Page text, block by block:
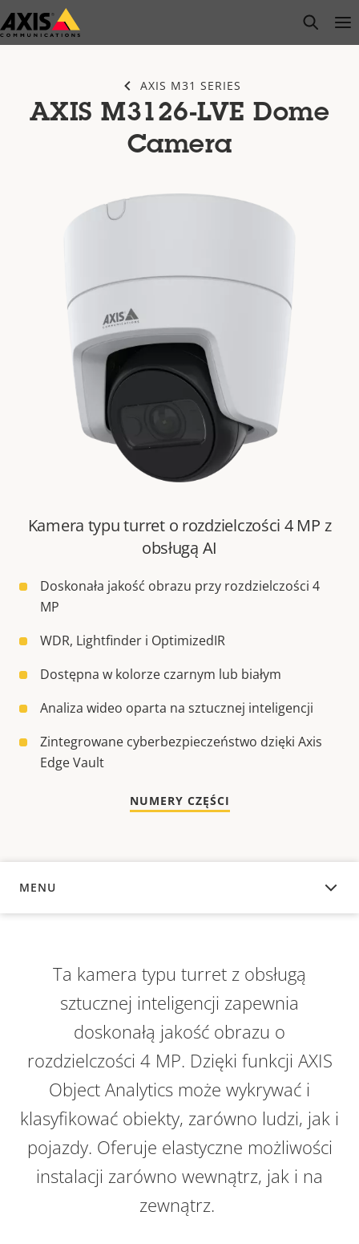
Przejdź
do
open
AXIS M31 SERIES
AXIS M3126-LVE Dome
Camera
Kamera typu turret o rozdzielczości 4 MP z
obsługą AI
Doskonała jakość obrazu przy rozdzielczości 4
MP
WDR, Lightfinder i OptimizedIR
Dostępna w kolorze czarnym lub białym
Analiza wideo oparta na sztucznej inteligencji
Zintegrowane cyberbezpieczeństwo dzięki Axis
Edge Vault
NUMERY CZĘŚCI
MENU
INFORMACJE OGÓLNE
Ta kamera typu turret z obsługą
sztucznej inteligencji zapewnia
doskonałą jakość obrazu o
rozdzielczości 4 MP. Dzięki funkcji AXIS
Object Analytics może wykrywać i
klasyfikować obiekty, zarówno ludzi, jak i
pojazdy. Oferuje elastyczne możliwości
instalacji zarówno wewnątrz, jak i na
zewnątrz.